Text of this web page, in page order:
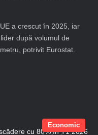
a crescut în 2025, iar
după volumul de
potrivit Eurostat.
Economic